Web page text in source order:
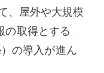
、屋外や大規模
の取得とする
）の導入が進ん